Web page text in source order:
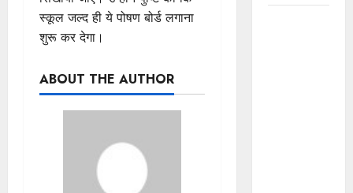
स्कूल जल्द ही ये पोषण बोर्ड लगाना
शुरू कर देगा।
ABOUT THE AUTHOR